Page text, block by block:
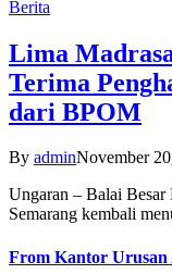
Berita
Lima
Terima
dari BPOM
By adminNovember
Ungaran – Balai
Semarang kembali
From Kantor Urusan